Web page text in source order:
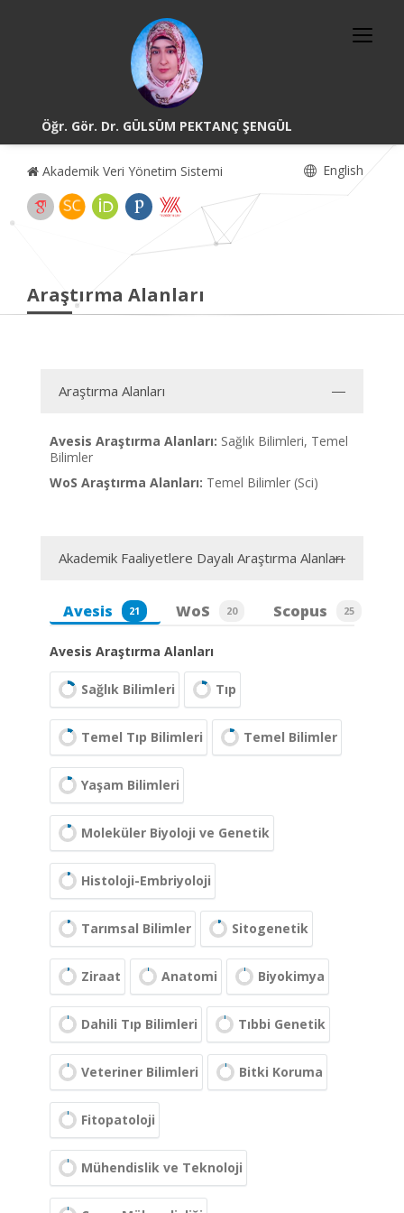
Öğr. Gör. Dr. GÜLSÜM PEKTANÇ ŞENGÜL
Akademik Veri Yönetim Sistemi English
Araştırma Alanları
Araştırma Alanları
Avesis Araştırma Alanları: Sağlık Bilimleri, Temel
Bilimler
WoS Araştırma Alanları: Temel Bilimler (Sci)
Akademik Faaliyetlere Dayalı Araştırma Alanları
Avesis 21 WoS 20 Scopus 25
Avesis Araştırma Alanları
Sağlık Bilimleri Tıp
Temel Tıp Bilimleri Temel Bilimler
Yaşam Bilimleri
Moleküler Biyoloji ve Genetik
Histoloji-Embriyoloji
Tarımsal Bilimler Sitogenetik
Ziraat Anatomi Biyokimya
Dahili Tıp Bilimleri Tıbbi Genetik
Veteriner Bilimleri Bitki Koruma
Fitopatoloji
Mühendislik ve Teknoloji